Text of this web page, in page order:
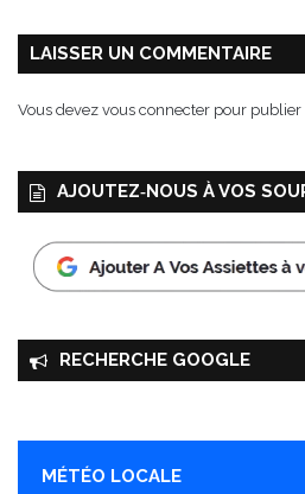
LAISSER UN COMMENTAIRE
Vous devez vous connecter pour
AJOUTEZ‑NOUS À VOS
RECHERCHE GOOGLE
MÉTÉO LOCALE